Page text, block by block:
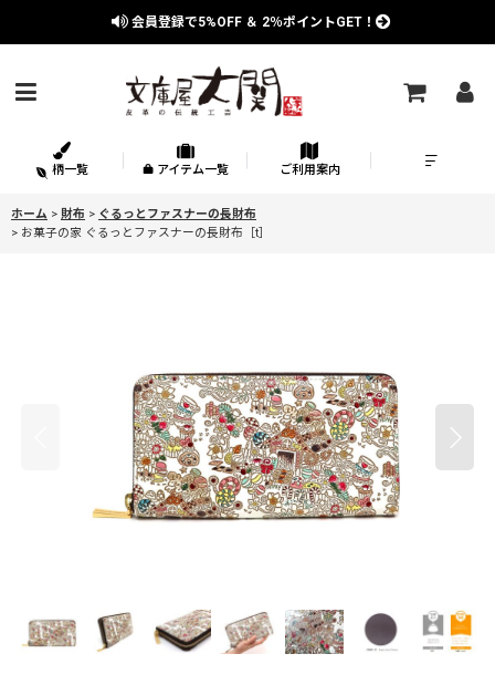
会員登録で5%OFF ＆ 2％ポイントGET！
柄一覧 アイテム一覧 ご利用案内
ホーム > 財布 > ぐるっとファスナーの長財布
> お菓子の家 ぐるっとファスナーの長財布［t］